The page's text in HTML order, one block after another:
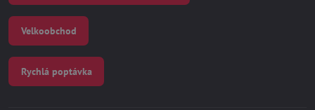
Velkoobchod
Rychlá poptávka